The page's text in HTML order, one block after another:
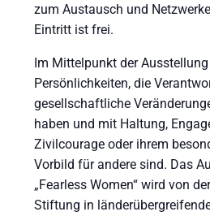
zum Austausch und
Eintritt ist frei.
Im Mittelpunkt der
Persönlichkeiten, die
gesellschaftliche
haben und mit Haltung,
Zivilcourage oder ihrem
Vorbild für andere sind. Das
„Fearless Women“ wird von
Stiftung in